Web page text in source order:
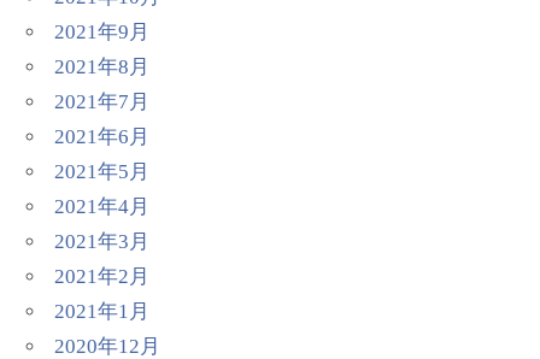
2021年9月
2021年8月
2021年7月
2021年6月
2021年5月
2021年4月
2021年3月
2021年2月
2021年1月
2020年12月